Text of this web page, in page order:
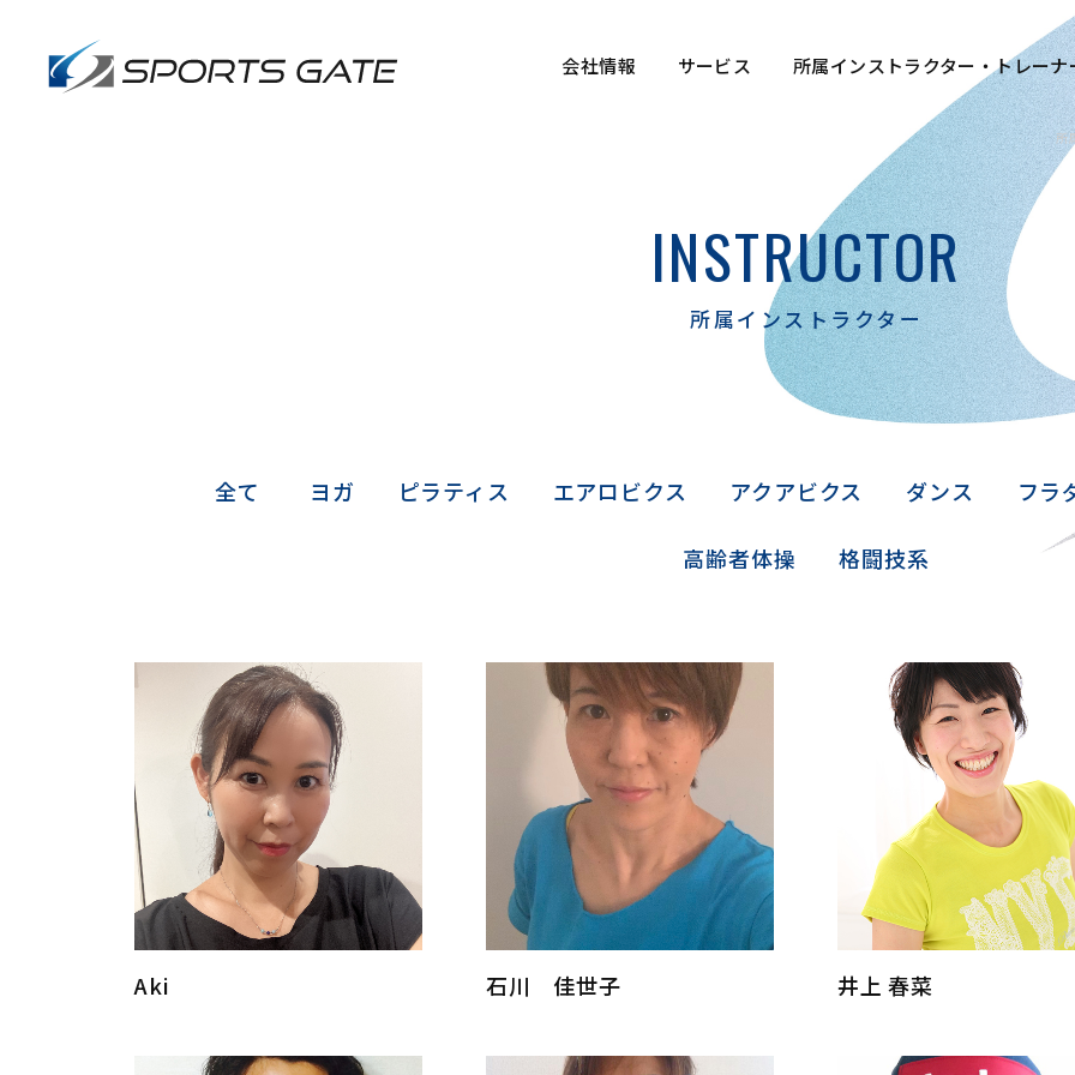
会社情報 サービス 所属インストラクター・トレーナ
所
INSTRUCTOR
所属インストラクター
全て ヨガ ピラティス エアロビクス アクアビクス ダンス フラ
高齢者体操 格闘技系
Aki 石川 佳世子 井上 春菜